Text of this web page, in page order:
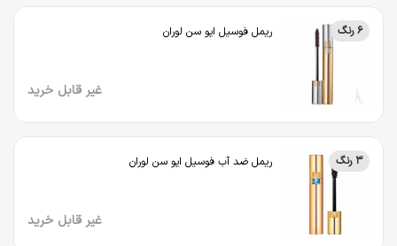
6 رنگ ریمل فوسیل ایو سن لوران
غیر قابل خرید
3 رنگ ریمل ضد آب فوسیل ایو سن لوران
غیر قابل خرید